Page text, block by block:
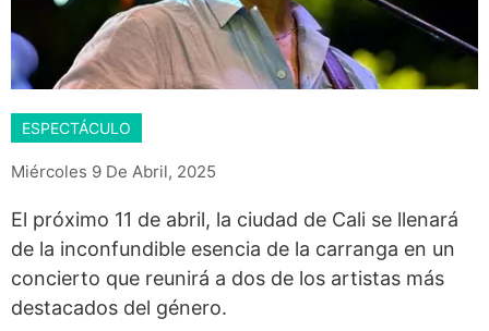
ESPECTÁCULO
Miércoles 9 De Abril, 2025
El próximo 11 de abril, la ciudad de Cali se llenará
de la inconfundible esencia de la carranga en un
concierto que reunirá a dos de los artistas más
destacados del género.